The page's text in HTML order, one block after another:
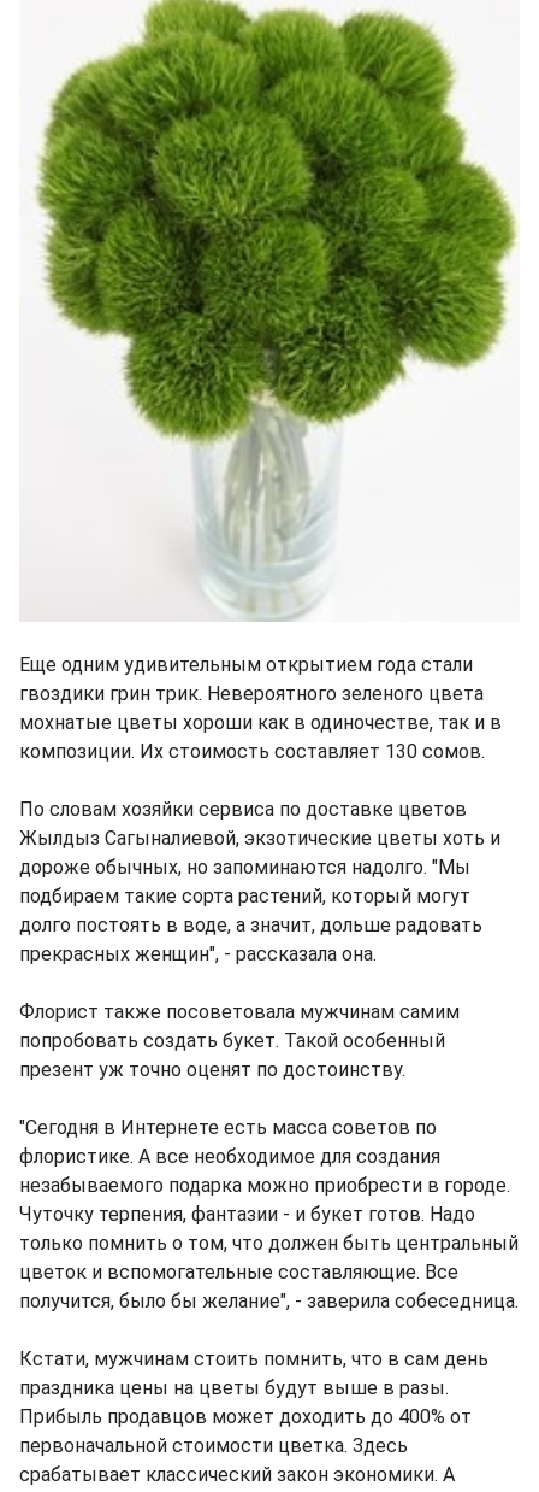
Еще одним удивительным открытием года стали
гвоздики грин трик. Невероятного зеленого цвета
мохнатые цветы хороши как в одиночестве, так и в
композиции. Их стоимость составляет 130 сомов.
По словам хозяйки сервиса по доставке цветов
Жылдыз Сагыналиевой, экзотические цветы хоть и
дороже обычных, но запоминаются надолго. "Мы
подбираем такие сорта растений, который могут
долго постоять в воде, а значит, дольше радовать
прекрасных женщин", - рассказала она.
Флорист также посоветовала мужчинам самим
попробовать создать букет. Такой особенный
презент уж точно оценят по достоинству.
"Сегодня в Интернете есть масса советов по
флористике. А все необходимое для создания
незабываемого подарка можно приобрести в городе.
Чуточку терпения, фантазии - и букет готов. Надо
только помнить о том, что должен быть центральный
цветок и вспомогательные составляющие. Все
получится, было бы желание", - заверила собеседница.
Кстати, мужчинам стоить помнить, что в сам день
праздника цены на цветы будут выше в разы.
Прибыль продавцов может доходить до 400% от
первоначальной стоимости цветка. Здесь
срабатывает классический закон экономики. А